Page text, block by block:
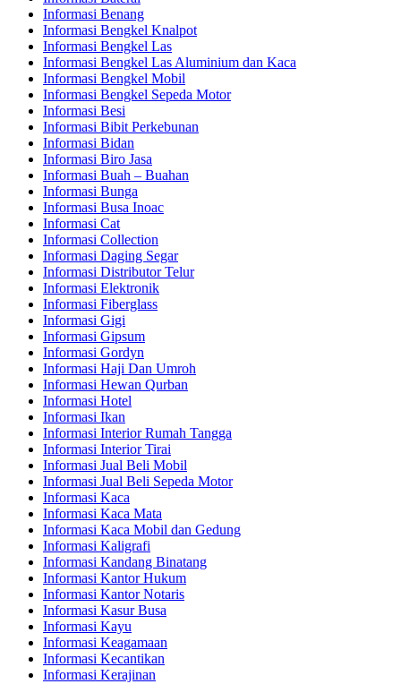
Informasi Benang
Informasi Bengkel Knalpot
Informasi Bengkel Las
Informasi Bengkel Las Aluminium dan Kaca
Informasi Bengkel Mobil
Informasi Bengkel Sepeda Motor
Informasi Besi
Informasi Bibit Perkebunan
Informasi Bidan
Informasi Biro Jasa
Informasi Buah – Buahan
Informasi Bunga
Informasi Busa Inoac
Informasi Cat
Informasi Collection
Informasi Daging Segar
Informasi Distributor Telur
Informasi Elektronik
Informasi Fiberglass
Informasi Gigi
Informasi Gipsum
Informasi Gordyn
Informasi Haji Dan Umroh
Informasi Hewan Qurban
Informasi Hotel
Informasi Ikan
Informasi Interior Rumah Tangga
Informasi Interior Tirai
Informasi Jual Beli Mobil
Informasi Jual Beli Sepeda Motor
Informasi Kaca
Informasi Kaca Mata
Informasi Kaca Mobil dan Gedung
Informasi Kaligrafi
Informasi Kandang Binatang
Informasi Kantor Hukum
Informasi Kantor Notaris
Informasi Kasur Busa
Informasi Kayu
Informasi Keagamaan
Informasi Kecantikan
Informasi Kerajinan